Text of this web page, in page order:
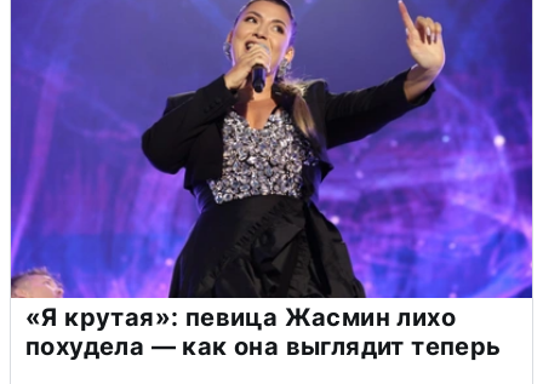
«Я крутая»: певица Жасмин лихо
похудела — как она выглядит теперь